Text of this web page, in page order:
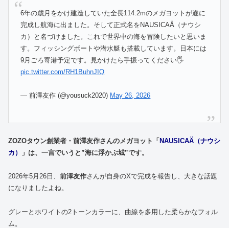
6年の歳月をかけ建造していた全長114.2mのメガヨットが遂に
完成し航海に出ました。そして正式名をNAUSICAÄ（ナウシ
カ）と名づけました。これで世界中の海を冒険したいと思いま
す。フィッシングボートや潜水艇も搭載しています。日本には
9月ごろ寄港予定です。見かけたら手振ってください🖐️
pic.twitter.com/RH1BuhnJIQ
— 前澤友作 (@yousuck2020) May 26, 2026
ZOZOタウン創業者・ 前澤友作さんの メガヨット 「 NAUSICAÄ（ナウシ
カ）
」は、一言でいうと”海に浮かぶ城”です。
2026年5月26日、 前澤友作さんが自身のXで完成を報告し、大きな話題
になりましたよね。
グレーとホワイトの2トーンカラーに、曲線を多用した柔らかなフォル
ム。